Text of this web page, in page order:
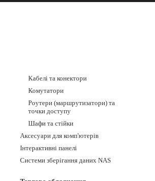
Кабелі та конектори
Комутатори
Роутери (маршрутизатори) та
точки доступу
Шафи та стійки
Аксесуари для комп'ютерів
Інтерактивні панелі
Системи зберігання даних NAS